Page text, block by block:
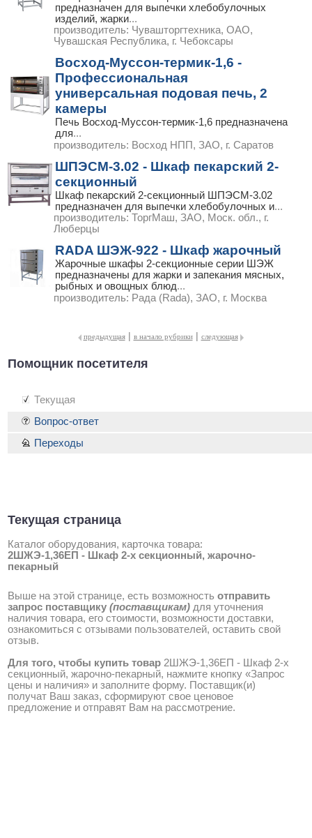
предназначен для выпечки хлебобулочных
изделий, жарки...
производитель: Чувашторгтехника, ОАО,
Чувашская Республика, г. Чебоксары
Восход-Муссон-термик-1,6 -
Профессиональная
универсальная подовая печь, 2
камеры
Печь Восход-Муссон-термик-1,6 предназначена
для...
производитель: Восход НПП, ЗАО, г. Саратов
ШПЭСМ-3.02 - Шкаф пекарский 2-
секционный
Шкаф пекарский 2-секционный ШПЭСМ-3.02
предназначен для выпечки хлебобулочных и...
производитель: ТоргМаш, ЗАО, Моск. обл., г.
Люберцы
RADA ШЭЖ-922 - Шкаф жарочный
Жарочные шкафы 2-секционные серии ШЭЖ
предназначены для жарки и запекания мясных,
рыбных и овощных блюд...
производитель: Рада (Rada), ЗАО, г. Москва
предыдущая | в начало рубрики | следующая
Помощник посетителя
Текущая
Текущая страница
Каталог оборудования, карточка товара:
2ШЖЭ-1,36ЕП - Шкаф 2-х секционный, жарочно-
пекарный
Выше на этой странице, есть возможность отправить
запрос поставщику (поставщикам) для уточнения
наличия товара, его стоимости, возможности доставки,
ознакомиться с отзывами пользователей, оставить свой
отзыв.
Для того, чтобы купить товар 2ШЖЭ-1,36ЕП - Шкаф 2-х
секционный, жарочно-пекарный, нажмите кнопку «Запрос
цены и наличия» и заполните форму. Поставщик(и)
получат Ваш заказ, сформируют свое ценовое
предложение и отправят Вам на рассмотрение.
Вопрос-ответ
Переходы